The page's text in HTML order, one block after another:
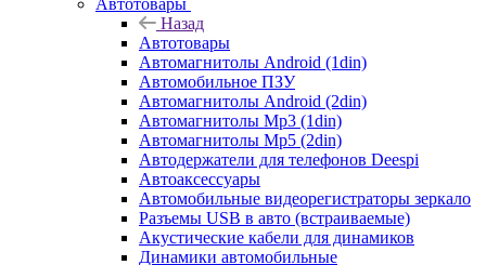
Автотовары
Назад
Автотовары
Автомагнитолы Android (1din)
Автомобильное ПЗУ
Автомагнитолы Android (2din)
Автомагнитолы Mp3 (1din)
Автомагнитолы Mp5 (2din)
Автодержатели для телефонов Deespi
Автоаксессуары
Автомобильные видеорегистраторы зеркало
Разъемы USB в авто (встраиваемые)
Акустические кабели для динамиков
Динамики автомобильные